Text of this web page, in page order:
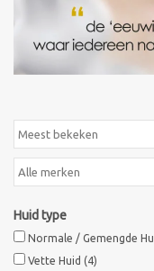
Huid type
Normale / Gemengde
Vette Huid (4)